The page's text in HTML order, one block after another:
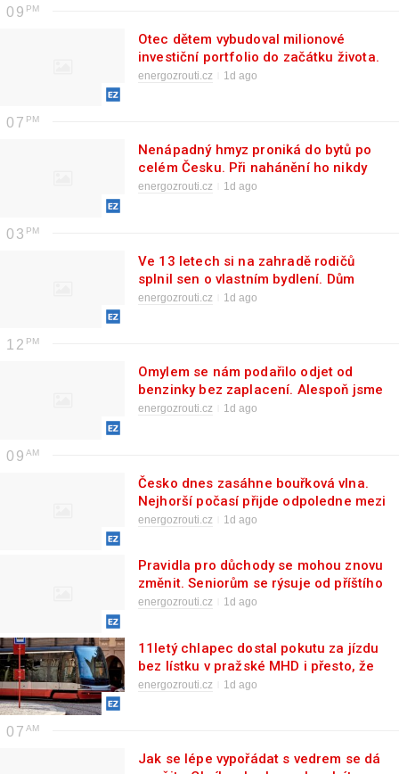
09
Otec dětem vybudoval milionové
investiční portfolio do začátku života.
Stačilo mu odkládat pravidelně 500
energozrouti.cz 1d ago
07
Nenápadný hmyz proniká do bytů po
celém Česku. Při nahánění ho nikdy
nerozmáčkněte, jinak si zamoříte celý
energozrouti.cz 1d ago
03
Ve 13 letech si na zahradě rodičů
splnil sen o vlastním bydlení. Dům
postavil téměř bez cizí pomoci
energozrouti.cz 1d ago
12
Omylem se nám podařilo odjet od
benzinky bez zaplacení. Alespoň jsme
zjistili, co se stane a za jak dlouho se
energozrouti.cz 1d ago
09
Česko dnes zasáhne bouřková vlna.
Nejhorší počasí přijde odpoledne mezi
15. a 22. hodinou
energozrouti.cz 1d ago
Pravidla pro důchody se mohou znovu
změnit. Seniorům se rýsuje od příštího
roku více peněz, než se původně
energozrouti.cz 1d ago
11letý chlapec dostal pokutu za jízdu
bez lístku v pražské MHD i přesto, že
děti do 15 let mají jízdu zdarma.
energozrouti.cz 1d ago
07
Jak se lépe vypořádat s vedrem se dá